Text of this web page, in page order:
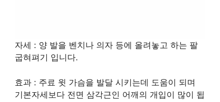
자세 : 양 발을 벤치나 의자 등에 올려놓고 하는 팔
굽혀펴기 입니다.
효과 : 주료 윗 가슴을 발달 시키는데 도움이 되며
기본자세보다 전면 삼각근인 어깨의 개입이 많이 됩